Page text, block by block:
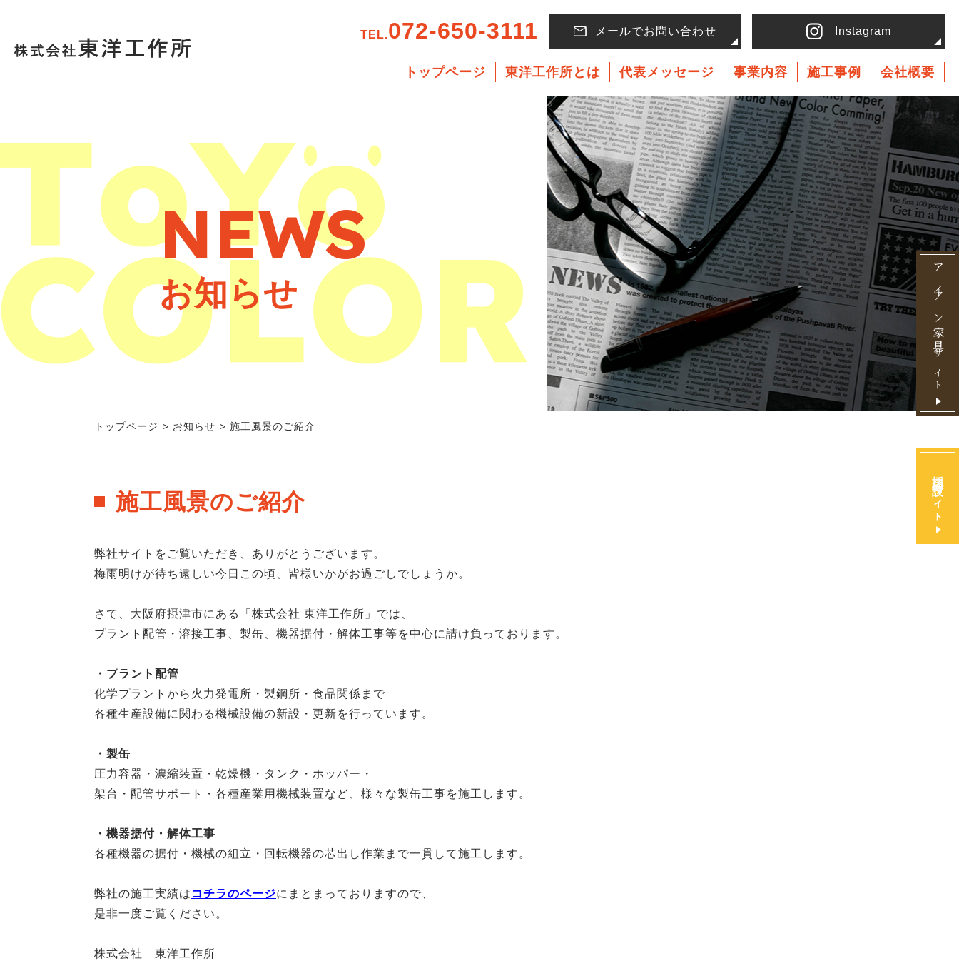
TEL.072-650-3111 メールでお問い合わせ Instagram
トップページ 東洋工作所とは 代表メッセージ 事業内容 施工事例 会社概要
NEWS
お知らせ
トップページ お知らせ 施工風景のご紹介
施工風景のご紹介
弊社サイトをご覧いただき、ありがとうございます。
梅雨明けが待ち遠しい今日この頃、皆様いかがお過ごしでしょうか。
さて、大阪府摂津市にある「株式会社 東洋工作所」では、
プラント配管・溶接工事、製缶、機器据付・解体工事等を中心に請け負っております。
・プラント配管
化学プラントから火力発電所・製鋼所・食品関係まで
各種生産設備に関わる機械設備の新設・更新を行っています。
・製缶
圧力容器・濃縮装置・乾燥機・タンク・ホッパー・
架台・配管サポート・各種産業用機械装置など、様々な製缶工事を施工します。
・機器据付・解体工事
各種機器の据付・機械の組立・回転機器の芯出し作業まで一貫して施工します。
弊社の施工実績は コチラのページにまとまっておりますので、
是非一度ご覧ください。
株式会社 東洋工作所
アイアン家具
サイト
サイト